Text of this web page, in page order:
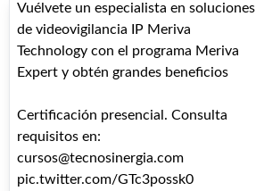
Vuélvete un especialista en soluciones
de videovigilancia IP Meriva
Technology con el programa Meriva
Expert y obtén grandes beneficios
Certificación presencial. Consulta
requisitos en:
cursos@tecnosinergia.com
pic.twitter.com/GTc3possk0